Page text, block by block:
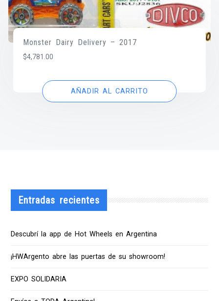
Monster Dairy Delivery – 2017
$4,781.00
AÑADIR AL CARRITO
Entradas recientes
Descubrí la app de Hot Wheels en Argentina
¡HWArgento abre las puertas de su showroom!
EXPO SOLIDARIA